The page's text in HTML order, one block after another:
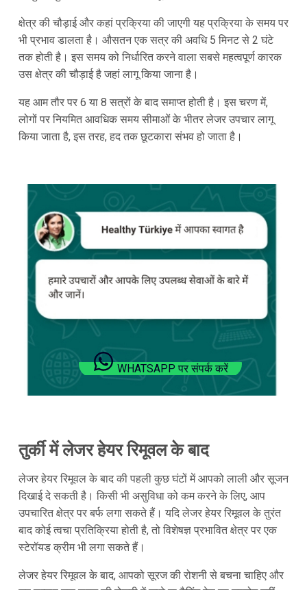
क्षेत्र की चौड़ाई और कहां प्रक्रिया की जाएगी यह प्रक्रिया के समय पर
भी प्रभाव डालता है। औसतन एक सत्र की अवधि 5 मिनट से 2 घंटे
तक होती है। इस समय को निर्धारित करने वाला सबसे महत्वपूर्ण कारक
उस क्षेत्र की चौड़ाई है जहां लागू किया जाना है।
यह आम तौर पर 6 या 8 सत्रों के बाद समाप्त होती है। इस चरण में,
लोगों पर नियमित आवधिक समय सीमाओं के भीतर लेजर उपचार लागू
किया जाता है, इस तरह, हद तक छूटकारा संभव हो जाता है।
WHATSAPP पर संपर्क करें
तुर्की में लेजर हेयर रिमूवल के बाद
लेजर हेयर रिमूवल के बाद की पहली कुछ घंटों में आपको लाली और सूजन
दिखाई दे सकती है। किसी भी असुविधा को कम करने के लिए, आप
उपचारित क्षेत्र पर बर्फ लगा सकते हैं। यदि लेजर हेयर रिमूवल के तुरंत
बाद कोई त्वचा प्रतिक्रिया होती है, तो विशेषज्ञ प्रभावित क्षेत्र पर एक
स्टेरॉयड क्रीम भी लगा सकते हैं।
लेजर हेयर रिमूवल के बाद, आपको सूरज की रोशनी से बचना चाहिए और